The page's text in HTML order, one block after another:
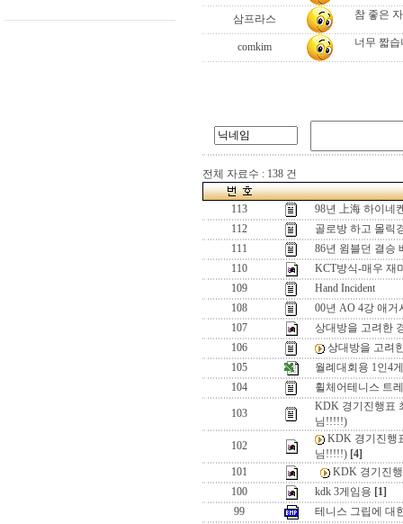
삼프라스 참 좋은
comkim 너무 짧
전체 자료수 : 138 건
113
98년 上海 하이네
112
골로방 하고 몰릭
111
86년 윔블던 결승
110
KCT방식-매우 재
109
Hand Incident
108
00년 AO 4강 애거
107
상대방을 고려한
106
상대방을 고려
105
월례대회용 1인4
104
휠체어테니스 트
103
KDK 경기진행표
님!!!!!)
102
KDK 경기진행
님!!!!!) [4]
101
KDK 경기진
100
kdk 3게임용 [1]
99
테니스 그립에 대